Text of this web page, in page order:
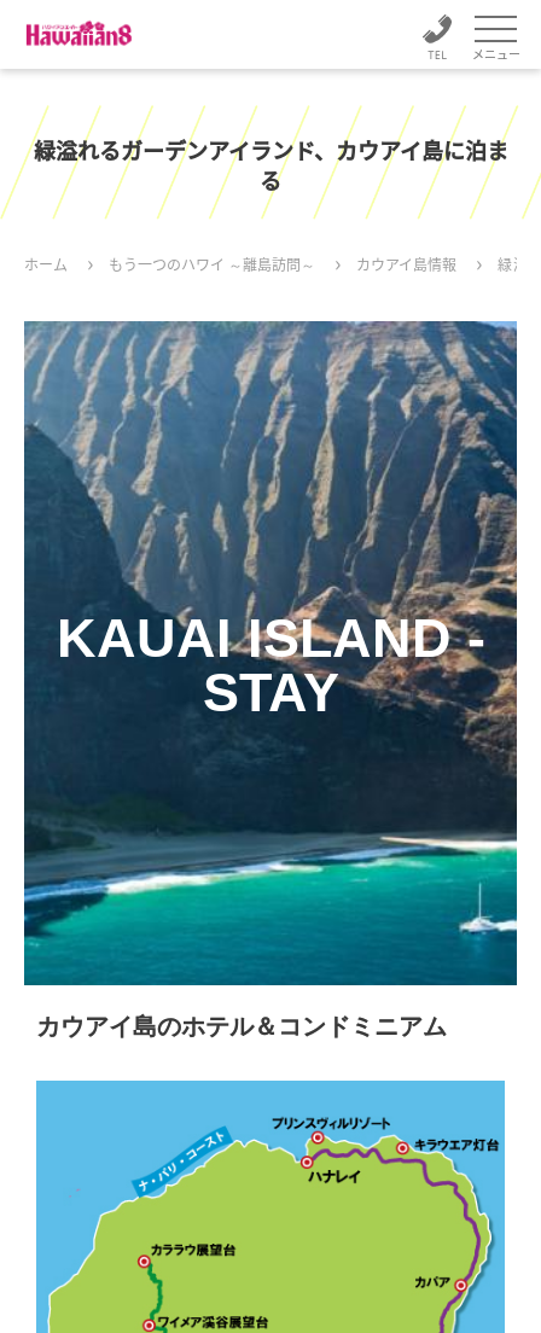
メニュー
緑溢れるガーデンアイランド、カウアイ島に泊ま
る
ホーム もう一つのハワイ ～離島訪問～ カウアイ島情報 緑溢
KAUAI ISLAND -
STAY
カウアイ島のホテル＆コンドミニアム